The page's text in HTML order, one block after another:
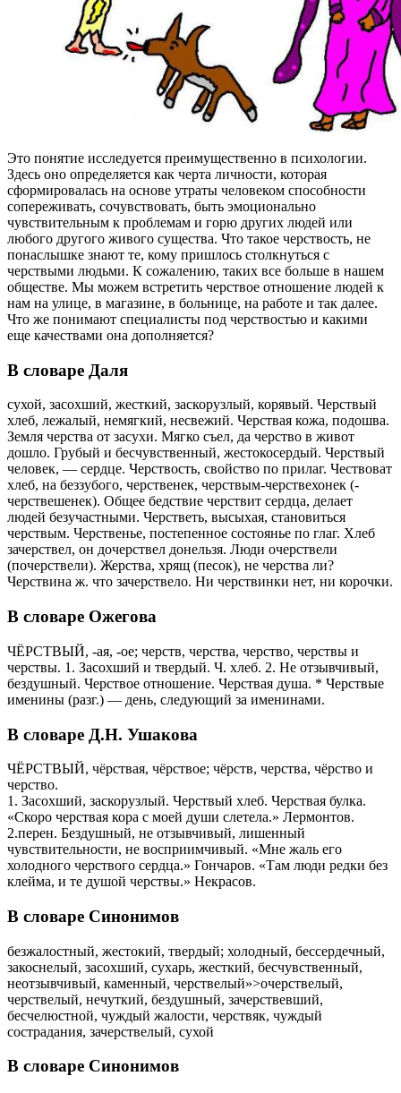
Это понятие исследуется преимущественно в психологии.
Здесь оно определяется как черта личности, которая
сформировалась на основе утраты человеком способности
сопереживать, сочувствовать, быть эмоционально
чувствительным к проблемам и горю других людей или
любого другого живого существа. Что такое черствость, не
понаслышке знают те, кому пришлось столкнуться с
черствыми людьми. К сожалению, таких все больше в нашем
обществе. Мы можем встретить черствое отношение людей к
нам на улице, в магазине, в больнице, на работе и так далее.
Что же понимают специалисты под черствостью и какими
еще качествами она дополняется?
В словаре Даля
сухой, засохший, жесткий, заскорузлый, корявый. Черствый
хлеб, лежалый, немягкий, несвежий. Черствая кожа, подошва.
Земля черства от засухи. Мягко съел, да черство в живот
дошло. Грубый и бесчувственный, жестокосердый. Черствый
человек, — сердце. Черствость, свойство по прилаг. Чествоват
хлеб, на беззубого, черственек, черствым-черствехонек (-
черствешенек). Общее бедствие черствит сердца, делает
людей безучастными. Черстветь, высыхая, становиться
черствым. Черственье, постепенное состоянье по глаг. Хлеб
зачерствел, он дочерствел донельзя. Люди очерствели
(почерствели). Жерства, хрящ (песок), не черства ли?
Черствина ж. что зачерствело. Ни черствинки нет, ни корочки.
В словаре Ожегова
ЧЁРСТВЫЙ, -ая, -ое; черств, черства, черство, черствы и
черствы. 1. Засохший и твердый. Ч. хлеб. 2. Не отзывчивый,
бездушный. Черствое отношение. Черствая душа. * Черствые
именины (разг.) — день, следующий за именинами.
В словаре Д.Н. Ушакова
ЧЁРСТВЫЙ, чёрствая, чёрствое; чёрств, черства, чёрство и
черство.
1. Засохший, заскорузлый. Черствый хлеб. Черствая булка.
«Скоро черствая кора с моей души слетела.» Лермонтов.
2.перен. Бездушный, не отзывчивый, лишенный
чувствительности, не восприимчивый. «Мне жаль его
холодного черствого сердца.» Гончаров. «Там люди редки без
клейма, и те душой черствы.» Некрасов.
В словаре Синонимов
безжалостный, жестокий, твердый; холодный, бессердечный,
закоснелый, засохший, сухарь, жесткий, бесчувственный,
неотзывчивый, каменный, черствелый»>очерствелый,
черствелый, нечуткий, бездушный, зачерствевший,
бесчелюстной, чуждый жалости, черствяк, чуждый
сострадания, зачерствелый, сухой
В словаре Синонимов